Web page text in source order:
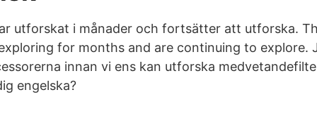
utforskat i månader och fortsätter att utforska.
for months and are continuing to explore.
innan vi ens kan utforska
engelska?